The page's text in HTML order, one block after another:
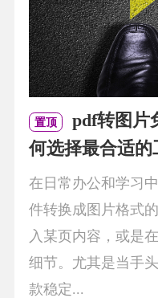
置顶
pdf转图片
何选择最合适的
在日常办公和学习
件转换成图片格式
入某页内容，或是
细节。尤其是当手
款稳定...